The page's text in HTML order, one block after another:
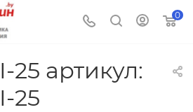
0
25 артикул:
25